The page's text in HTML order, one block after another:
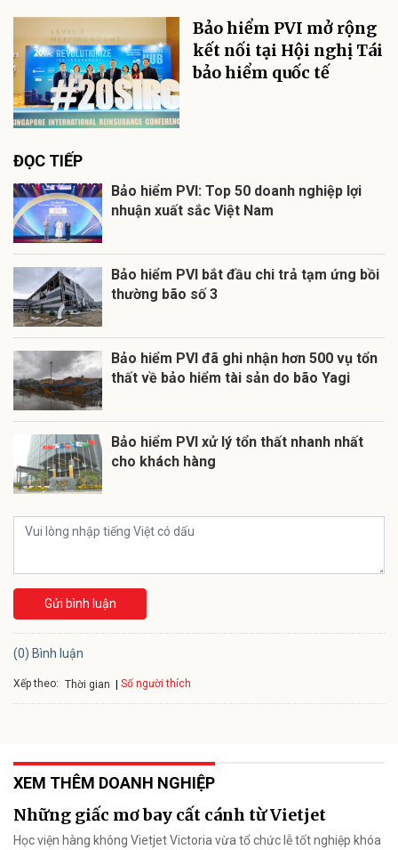
Bảo hiểm PVI mở rộng
kết nối tại Hội nghị Tái
bảo hiểm quốc tế
ĐỌC TIẾP
Bảo hiểm PVI: Top 50 doanh nghiệp lợi
nhuận xuất sắc Việt Nam
Bảo hiểm PVI bắt đầu chi trả tạm ứng bồi
thường bão số 3
Bảo hiểm PVI đã ghi nhận hơn 500 vụ tổn
thất về bảo hiểm tài sản do bão Yagi
Bảo hiểm PVI xử lý tổn thất nhanh nhất
cho khách hàng
Gửi bình luận
(0) Bình luận
Xếp theo: Thời gian Số người thích
XEM THÊM DOANH NGHIỆP
Những giấc mơ bay cất cánh từ Vietjet
Học viện hàng không Vietjet Victoria vừa tổ chức lễ tốt nghiệp khóa